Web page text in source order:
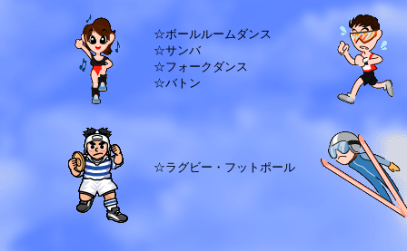
☆ボールルームダンス
☆サンバ
☆フォークダンス
☆バトン
☆ラグビー・フットポール